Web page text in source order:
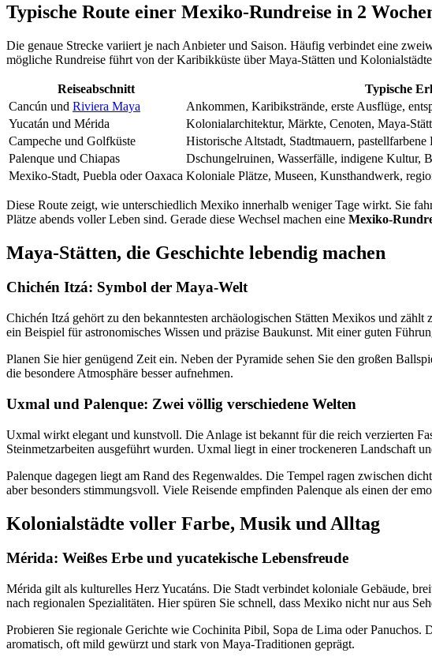
Typische Route einer Mexiko-Rundreise in 2
Die genaue Strecke variiert je nach Anbieter und Saison. Häufig verbindet eine
mögliche Rundreise führt von der Karibikküste über Maya-Stätten und
Reiseabschnitt
Typische
Cancún und Riviera Maya
Ankommen, Karibikstrände, erste Ausflüge,
Yucatán und Mérida
Kolonialarchitektur, Märkte, Cenoten, Maya-
Campeche und Golfküste
Historische Altstadt, Stadtmauern, pastellfarbene
Palenque und Chiapas
Dschungelruinen, Wasserfälle, indigene Kultur,
Mexiko-Stadt, Puebla oder Oaxaca Koloniale Plätze, Museen, Kunsthandwerk,
Diese Route zeigt, wie unterschiedlich Mexiko innerhalb weniger Tage wirkt. Sie
Plätze abends voller Leben sind. Gerade diese Wechsel machen eine Mexiko-
Maya-Stätten, die Geschichte lebendig machen
Chichén Itzá: Symbol der Maya-Welt
Chichén Itzá gehört zu den bekanntesten archäologischen Stätten Mexikos und
ein Beispiel für astronomisches Wissen und präzise Baukunst. Mit einer guten
Planen Sie hier genügend Zeit ein. Neben der Pyramide sehen Sie den großen
die besondere Atmosphäre besser aufnehmen.
Uxmal und Palenque: Zwei völlig verschiedene Welten
Uxmal wirkt elegant und kunstvoll. Die Anlage ist bekannt für die reich verzierten
Steinmetzarbeiten ausgeführt wurden. Uxmal liegt in einer trockeneren Landschaft
Palenque dagegen liegt am Rand des Regenwaldes. Die Tempel ragen zwischen
aber besonders stimmungsvoll. Viele Reisende empfinden Palenque als einen der
Kolonialstädte voller Farbe, Musik und Alltag
Mérida: Weißes Erbe und yucatekische Lebensfreude
Mérida gilt als kulturelles Herz Yucatáns. Die Stadt verbindet koloniale Gebäude,
nach regionalen Spezialitäten. Hier spüren Sie schnell, dass Mexiko nicht nur aus
Probieren Sie regionale Gerichte wie Cochinita Pibil, Sopa de Lima oder Panuchos.
aromatisch, oft mild gewürzt und stark von Maya-Traditionen geprägt.